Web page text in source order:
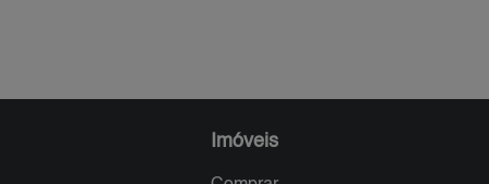
Imóveis